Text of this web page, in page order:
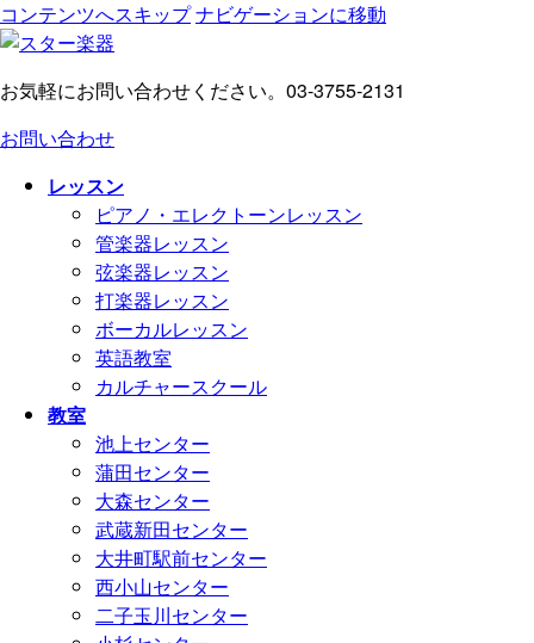
コンテンツへスキップナビゲーションに移動
お気軽にお問い合わせください。 03-3755-2131
お問い合わせ
レッスン
ピアノ・エレクトーンレッスン
管楽器レッスン
弦楽器レッスン
打楽器レッスン
ボーカルレッスン
英語教室
カルチャースクール
教室
池上センター
蒲田センター
大森センター
武蔵新田センター
大井町駅前センター
西小山センター
二子玉川センター